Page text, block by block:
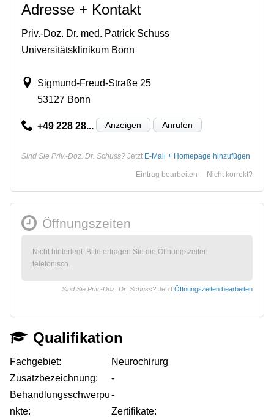
Adresse + Kontakt
Priv.-Doz. Dr. med. Patrick Schuss
Universitätsklinikum Bonn
Sigmund-Freud-Straße 25
53127 Bonn
+49 228 28... Anzeigen Anrufen
Sind Sie Priv.-Doz. Dr. Schuss? Jetzt E-Mail + Homepage hinzufügen
Nicht korrekt?
Eintrag bearbeiten
Öffnungszeiten
Nicht hinterlegt. Bitte erfragen Sie die Öffnungszeiten
telefonisch.
Sind Sie Priv.-Doz. Dr. Schuss? Jetzt Öffnungszeiten bearbeiten
Qualifikation
Fachgebiet:
Neurochirurg
Zusatzbezeichnung:
-
Behandlungsschwerpu
nkte:
-
Zertifikate: